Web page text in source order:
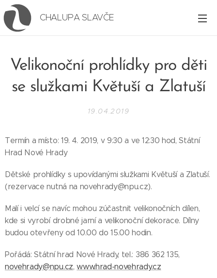
CHALUPA SLAVČE
Velikonoční prohlídky pro děti
se služkami Květuší a Zlatuší
19.04.2019
Termín a místo: 19. 4. 2019, v 9:30 a ve 12:30 hod, Státní
Hrad Nové Hrady
Dětské prohlídky s upovídanými služkami Květuší a Zlatuší.
(rezervace nutná na novehrady@npu.cz).
Malí i velcí se navíc mohou zúčastnit velikonočních dílen,
kde si vyrobí drobné jarní a velikonoční dekorace. Dílny
budou otevřeny od 10.00 do 15.00 hodin.
Pořádá: Státní hrad Nové Hrady, tel.: 386 362 135,
novehrady@npu.cz,www.hrad-novehrady.cz